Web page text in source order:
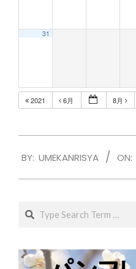
31
2021 6月 8月
01-
BY: UMEKANRISYA ON:
Search